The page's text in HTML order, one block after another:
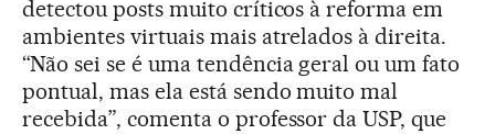
detectou posts muito críticos à reforma em
ambientes virtuais mais atrelados à direita.
“Não sei se é uma tendência geral ou um fato
pontual, mas ela está sendo muito mal
recebida”, comenta o professor da USP, que